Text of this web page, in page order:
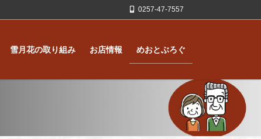
0257-47-7557
雪月花の取り組み お店情報 めおとぶろぐ